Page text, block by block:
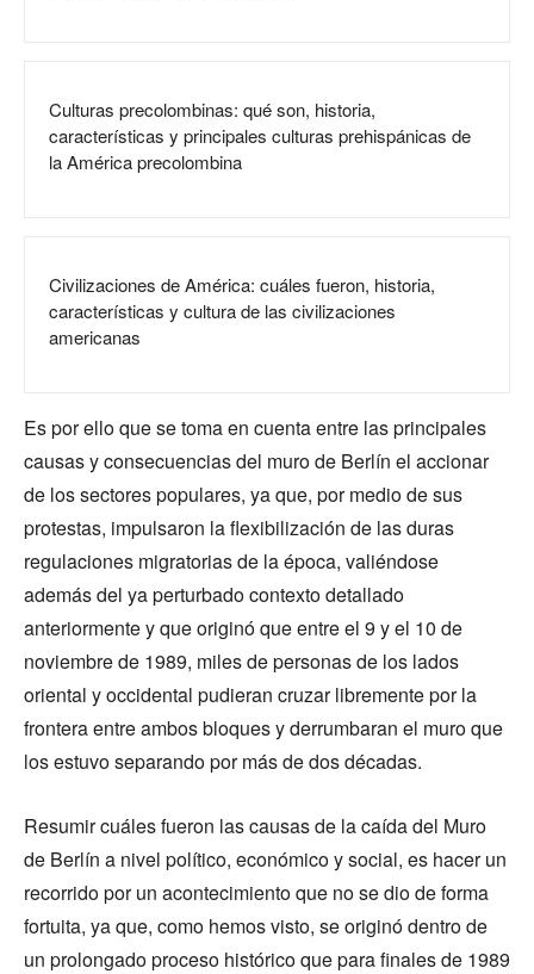
Culturas precolombinas: qué son, historia,
características y principales culturas prehispánicas de
la América precolombina
Civilizaciones de América: cuáles fueron, historia,
características y cultura de las civilizaciones
americanas
Es por ello que se toma en cuenta entre las principales
causas y consecuencias del muro de Berlín el accionar
de los sectores populares, ya que, por medio de sus
protestas, impulsaron la flexibilización de las duras
regulaciones migratorias de la época, valiéndose
además del ya perturbado contexto detallado
anteriormente y que originó que entre el 9 y el 10 de
noviembre de 1989, miles de personas de los lados
oriental y occidental pudieran cruzar libremente por la
frontera entre ambos bloques y derrumbaran el muro que
los estuvo separando por más de dos décadas.
Resumir cuáles fueron las causas de la caída del Muro
de Berlín a nivel político, económico y social, es hacer un
recorrido por un acontecimiento que no se dio de forma
fortuita, ya que, como hemos visto, se originó dentro de
un prolongado proceso histórico que para finales de 1989